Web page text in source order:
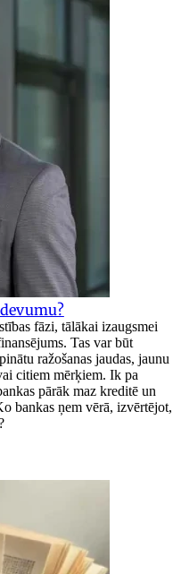
fāzi, tālākai izaugsmei
Tas var būt
ražošanas jaudas, jaunu
citiem mērķiem. Ik pa
pārāk maz kreditē un
bankas ņem vērā, izvērtējot,